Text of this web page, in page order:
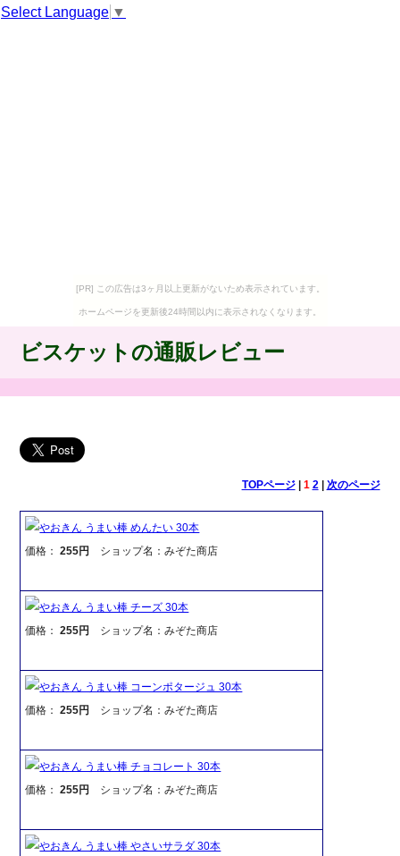
Select Language ▼
[PR] この広告は3ヶ月以上更新がないため表示されています。
ホームページを更新後24時間以内に表示されなくなります。
ビスケットの通販レビュー
TOPページ| 1 2| 次のページ
やおきん うまい棒 めんたい 30本
価格：255円 ショップ名：みぞた商店
やおきん うまい棒 チーズ 30本
価格：255円 ショップ名：みぞた商店
やおきん うまい棒 コーンポタージュ 30本
価格：255円 ショップ名：みぞた商店
やおきん うまい棒 チョコレート 30本
価格：255円 ショップ名：みぞた商店
やおきん うまい棒 やさいサラダ 30本